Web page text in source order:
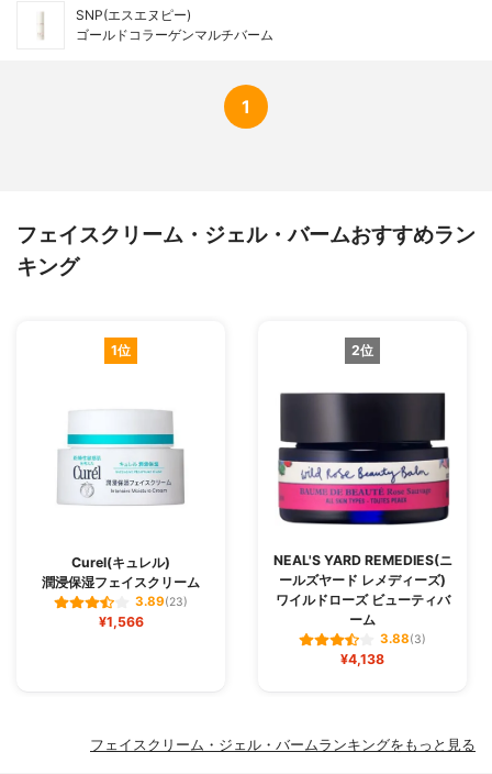
SNP(エスエヌピー)
ゴールドコラーゲンマルチバーム
1
フェイスクリーム・ジェル・バームおすすめラン
キング
1位
Curel(キュレル)
潤浸保湿フェイスクリーム
3.89(23)
¥1,566
2位
NEAL'S YARD REMEDIES(ニ
ールズヤード レメディーズ)
ワイルドローズ ビューティバ
ーム
3.88(3)
¥4,138
フェイスクリーム・ジェル・バームランキングをもっと見る